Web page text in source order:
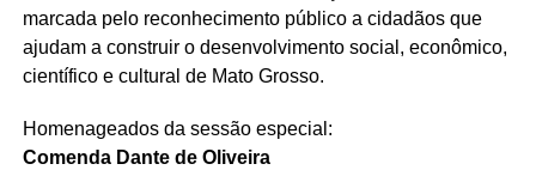
marcada pelo reconhecimento público a cidadãos que
ajudam a construir o desenvolvimento social, econômico,
científico e cultural de Mato Grosso.
Homenageados da sessão especial:
Comenda Dante de Oliveira